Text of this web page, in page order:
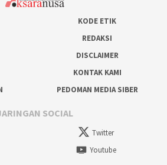
KODE ETIK
REDAKSI
DISCLAIMER
KONTAK KAMI
PEDOMAN MEDIA SIBER
SOCIAL
Twitter
Youtube